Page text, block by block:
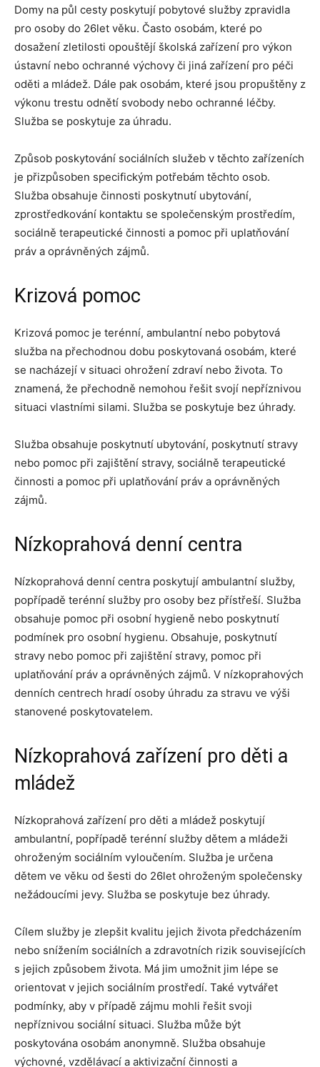
Domy na půl cesty poskytují pobytové služby zpravidla
pro osoby do 26let věku. Často osobám, které po
dosažení zletilosti opouštějí školská zařízení pro výkon
ústavní nebo ochranné výchovy či jiná zařízení pro péči
oděti a mládež. Dále pak osobám, které jsou propuštěny z
výkonu trestu odnětí svobody nebo ochranné léčby.
Služba se poskytuje za úhradu.
Způsob poskytování sociálních služeb v těchto zařízeních
je přizpůsoben specifickým potřebám těchto osob.
Služba obsahuje činnosti poskytnutí ubytování,
zprostředkování kontaktu se společenským prostředím,
sociálně terapeutické činnosti a pomoc při uplatňování
práv a oprávněných zájmů.
Krizová pomoc
Krizová pomoc je terénní, ambulantní nebo pobytová
služba na přechodnou dobu poskytovaná osobám, které
se nacházejí v situaci ohrožení zdraví nebo života. To
znamená, že přechodně nemohou řešit svojí nepříznivou
situaci vlastními silami. Služba se poskytuje bez úhrady.
Služba obsahuje poskytnutí ubytování, poskytnutí stravy
nebo pomoc při zajištění stravy, sociálně terapeutické
činnosti a pomoc při uplatňování práv a oprávněných
zájmů.
Nízkoprahová denní centra
Nízkoprahová denní centra poskytují ambulantní služby,
popřípadě terénní služby pro osoby bez přístřeší. Služba
obsahuje pomoc při osobní hygieně nebo poskytnutí
podmínek pro osobní hygienu. Obsahuje, poskytnutí
stravy nebo pomoc při zajištění stravy, pomoc při
uplatňování práv a oprávněných zájmů. V nízkoprahových
denních centrech hradí osoby úhradu za stravu ve výši
stanovené poskytovatelem.
Nízkoprahová zařízení pro děti a
mládež
Nízkoprahová zařízení pro děti a mládež poskytují
ambulantní, popřípadě terénní služby dětem a mládeži
ohroženým sociálním vyloučením. Služba je určena
dětem ve věku od šesti do 26let ohroženým společensky
nežádoucími jevy. Služba se poskytuje bez úhrady.
Cílem služby je zlepšit kvalitu jejich života předcházením
nebo snížením sociálních a zdravotních rizik souvisejících
s jejich způsobem života. Má jim umožnit jim lépe se
orientovat v jejich sociálním prostředí. Také vytvářet
podmínky, aby v případě zájmu mohli řešit svoji
nepříznivou sociální situaci. Služba může být
poskytována osobám anonymně. Služba obsahuje
výchovné, vzdělávací a aktivizační činnosti a